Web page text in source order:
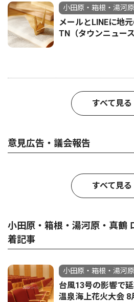
小田原・箱根・湯河
メールとLINEに地
TN（タウンニュー
すべて見る
意見広告・議会報告
すべて見る
小田原・箱根・湯河原・真鶴
着記事
小田原・箱根・湯河
台風13号の影響で
温泉海上花火大会